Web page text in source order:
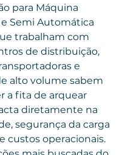
para Máquina
Semi Automática
trabalham com
de distribuição,
e
alto volume sabem
a fita de arquear
diretamente na
segurança da carga
custos operacionais.